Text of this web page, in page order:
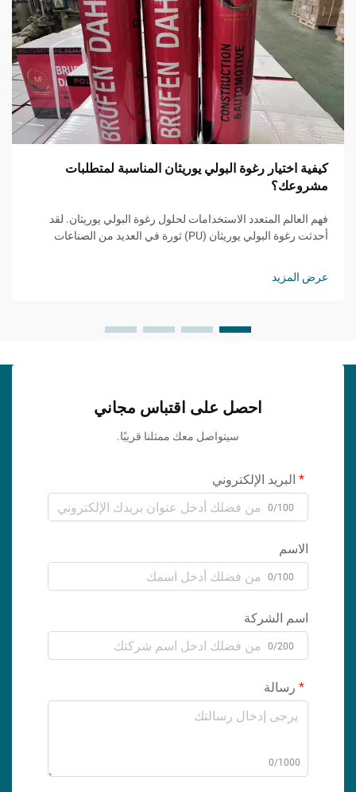
كيفية اختيار رغوة البولي يوريثان المناسبة لمتطلبات
مشروعك؟
فهم العالم المتعدد الاستخدامات لحلول رغوة البولي يوريثان. لقد
أحدثت رغوة البولي يوريثان (PU) ثورة في العديد من الصناعات
عرض المزيد
احصل على اقتباس مجاني
سيتواصل معك ممثلنا قريبًا.
البريد الإلكتروني
0/100
الاسم
0/100
اسم الشركة
0/200
رسالة
0/1000